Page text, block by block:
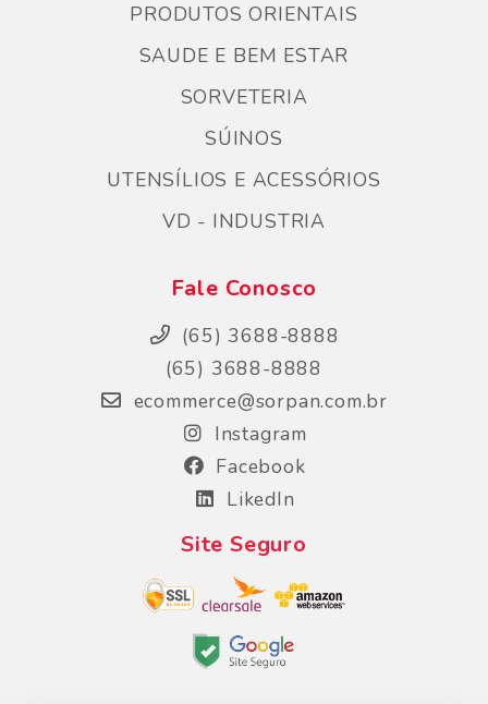
PRODUTOS ORIENTAIS
SAUDE E BEM ESTAR
SORVETERIA
SÚINOS
UTENSÍLIOS E ACESSÓRIOS
VD - INDUSTRIA
Fale Conosco
(65) 3688-8888
(65) 3688-8888
ecommerce@sorpan.com.br
Instagram
Facebook
LikedIn
Site Seguro